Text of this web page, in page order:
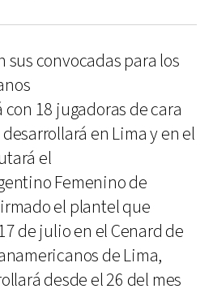
sus convocadas para los
18 jugadoras de cara
en Lima y en el
el
Femenino de
el plantel que
de julio en el Cenard de
de Lima,
desde el 26 del mes